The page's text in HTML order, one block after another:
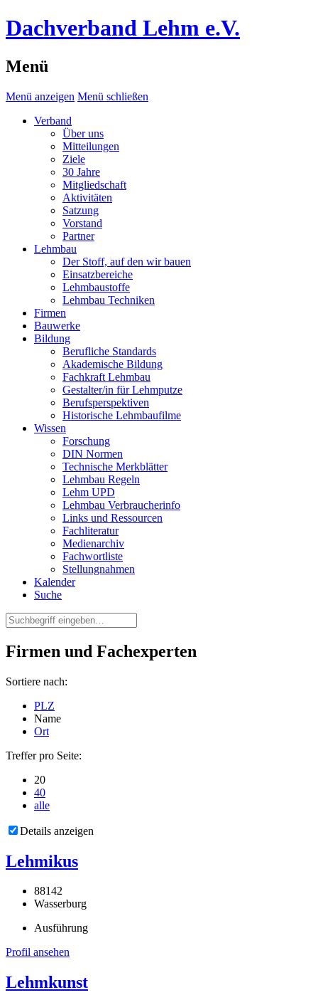
Dachverband Lehm e.V.
Menü
Menü anzeigen Menü schließen
Verband
Über uns
Mitteilungen
Ziele
30 Jahre
Mitgliedschaft
Aktivitäten
Satzung
Vorstand
Partner
Lehmbau
Der Stoff, auf den wir bauen
Einsatzbereiche
Lehmbaustoffe
Lehmbau Techniken
Firmen
Bauwerke
Bildung
Berufliche Standards
Akademische Bildung
Fachkraft Lehmbau
Gestalter/in für Lehmputze
Berufsperspektiven
Historische Lehmbaufilme
Wissen
Forschung
DIN Normen
Technische Merkblätter
Lehmbau Regeln
Lehm UPD
Lehmbau Verbraucherinfo
Links und Ressourcen
Fachliteratur
Medienarchiv
Fachwortliste
Stellungnahmen
Kalender
Suche
Firmen und Fachexperten
Sortiere nach:
PLZ
Name
Ort
Treffer pro Seite:
20
40
alle
Details anzeigen
Lehmikus
88142
Wasserburg
Ausführung
Profil ansehen
Lehmkunst